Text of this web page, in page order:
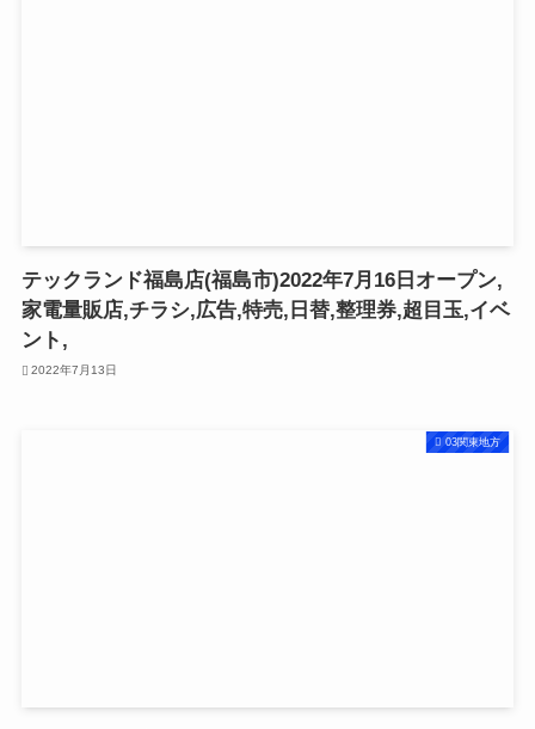
テックランド福島店(福島市)2022年7月16日オープン,
家電量販店,チラシ,広告,特売,日替,整理券,超目玉,イベ
ント,
2022年7月13日
03関東地方